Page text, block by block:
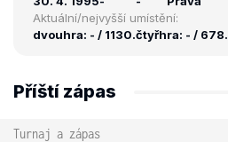
Aktuální/nejvyšší umístění:
dvouhra: - / 1130.čtyřhra: - / 678.
Příští zápas
Turnaj a zápas